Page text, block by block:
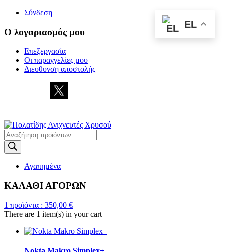
Σύνδεση
Ο λογαριασμός μου
Επεξεργασία
Οι παραγγελίες μου
Διευθυνση αποστολής
Products
search
Αγαπημένα
ΚΑΛΑΘΙ ΑΓΟΡΩΝ
1 προϊόντα : 350,00 €
There are 1 item(s) in your cart
EL